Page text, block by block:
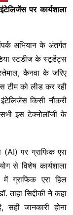
पर कार्यशाला
अभियान के अंतर्गत
स्टडीज के स्टूडेंट्स
कैनवा के जरिए
टीम को लीड कर रही
इंटेलिजेंस किसी नौकरी
इस टेक्नोलॉजी के
(AI) पर ग्राफिक एरा
से विशेष कार्यशाला
ग्राफिक एरा हिल
ताहा सिद्दीकी ने कहा
जानकारी होना